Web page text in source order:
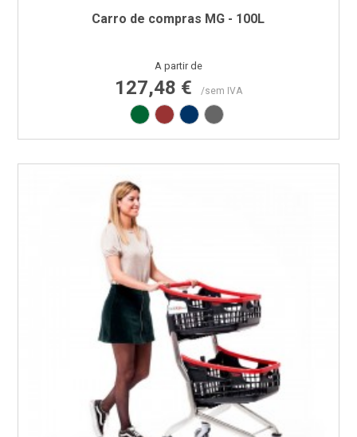
Carro de compras MG - 100L
Preço
A partir de
127,48 € /sem IVA
Verde RAL6029
Vermelho RAL3000
Azul RAL5002
Cinza RAL7015